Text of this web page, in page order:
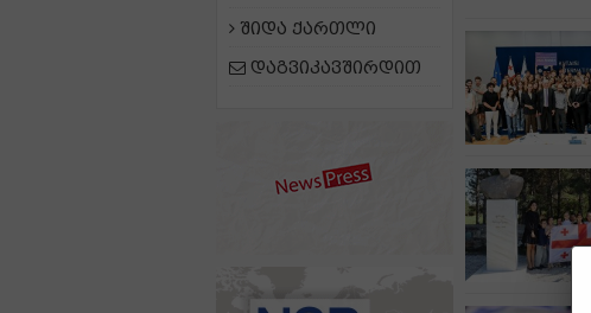
შიდა ქართლი
დაგვიკავშირდით